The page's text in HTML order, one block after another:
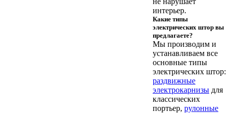
интерьер.
Какие типы
электрических штор вы
предлагаете?
Мы производим и
устанавливаем все
основные типы
электрических штор:
раздвижные
электрокарнизы для
классических
портьер, рулонные